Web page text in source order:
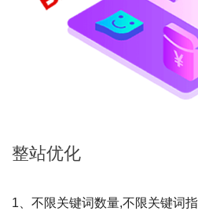
整站优化
1、不限关键词数量,不限关键词